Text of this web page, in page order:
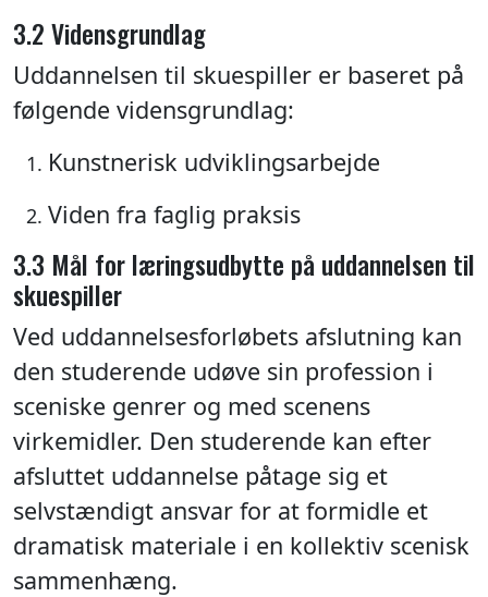
3.2 Vidensgrundlag
Uddannelsen til skuespiller er baseret på
følgende vidensgrundlag:
Kunstnerisk udviklingsarbejde
Viden fra faglig praksis
3.3 Mål for læringsudbytte på uddannelsen til
skuespiller
Ved uddannelsesforløbets afslutning kan
den studerende udøve sin profession i
sceniske genrer og med scenens
virkemidler. Den studerende kan efter
afsluttet uddannelse påtage sig et
selvstændigt ansvar for at formidle et
dramatisk materiale i en kollektiv scenisk
sammenhæng.